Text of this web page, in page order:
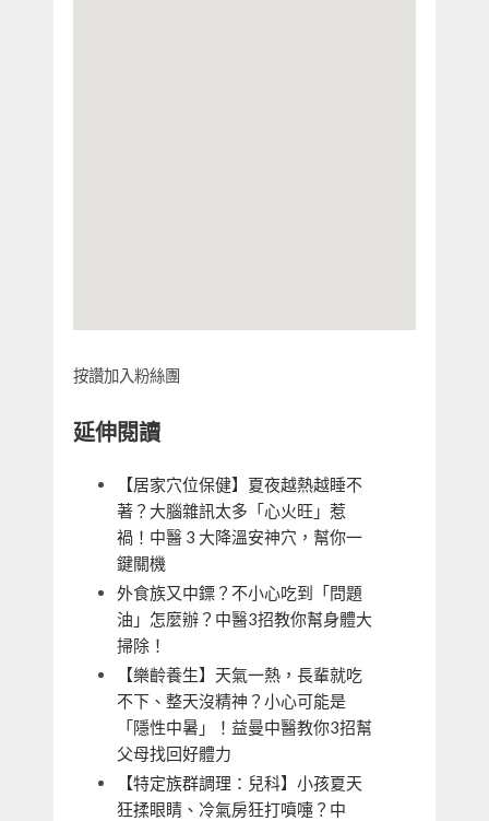
按讚加入粉絲團
延伸閱讀
【居家穴位保健】夏夜越熱越睡不
著？大腦雜訊太多「心火旺」惹
禍！中醫 3 大降溫安神穴，幫你一
鍵關機
外食族又中鏢？不小心吃到「問題
油」怎麼辦？中醫3招教你幫身體大
掃除！
【樂齡養生】天氣一熱，長輩就吃
不下、整天沒精神？小心可能是
「隱性中暑」！益曼中醫教你3招幫
父母找回好體力
【特定族群調理：兒科】小孩夏天
狂揉眼睛、冷氣房狂打噴嚏？中